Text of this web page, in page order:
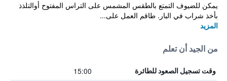
يمكن للضيوف التمتع بالطقس المشمس على التراس المفتوح أوالتلذذ
بأخذ شراب في البار. طاقم العمل على...
المزيد
من الجيد أن تعلم
وقت تسجيل الصعود للطائرة 15:00